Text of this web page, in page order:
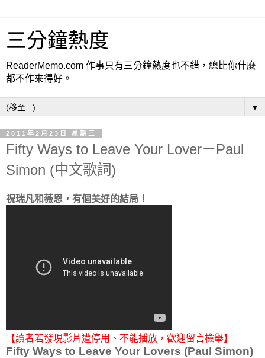
三分鐘熱度
ReaderMemo.com 作事只有三分鐘熱度也不錯，總比你什麼
都不作來得好。
▼
2011年2月23日 星期三
Fifty Ways to Leave Your Lover－Paul
Simon (中文歌詞)
祝瑞凡和薇恩，有個美好的結局！
【讀者若發現影片遭停用、不能播放，歡迎留言檢舉】
Fifty Ways to Leave Your Lovers (Paul Simon)